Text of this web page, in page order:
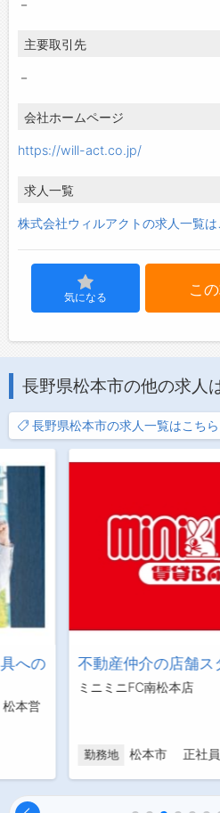
－
主要取引先
－
会社ホームページ
https://will-act.co.jp/
求人一覧
株式会社ウィルアクトの求人一覧は
気になる こ
長野県松本市の他の求人
長野県松本市の求人一覧はこちら
への
本営
不動産仲介の店舗ス
ミニミニFC南松本店
勤務地 松本市 正社員